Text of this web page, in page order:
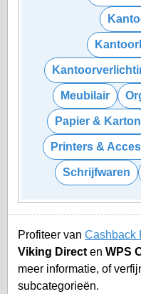
Meubilair
Papier & Karton
Printers &
Schrijfwaren
Profiteer van Cashback
Viking Direct en WPS
meer informatie, of
subcategorieën.